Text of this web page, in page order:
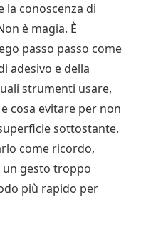
la conoscenza di
è magia. È
passo passo come
adesivo e della
strumenti usare,
cosa evitare per non
sottostante.
come ricordo,
un gesto troppo
più rapido per